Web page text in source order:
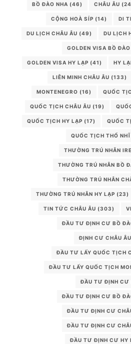
BỒ ĐÀO NHA (46) CHÂU ÂU
CỘNG HOÀ SÍP (14) DI
DU LỊCH CHÂU ÂU (49) DU LỊCH
GOLDEN VISA BỒ ĐÀO
GOLDEN VISA HY LẠP (41) HY
LIÊN MINH CHÂU ÂU (133)
MONTENEGRO (16) QUỐC
QUỐC TỊCH CHÂU ÂU (19)
QUỐC TỊCH HY LẠP (17) QUỐC
QUỐC TỊCH THỔ
THƯỜNG TRÚ NHÂN
THƯỜNG TRÚ NHÂN BỒ
THƯỜNG TRÚ NHÂN
THƯỜNG TRÚ NHÂN HY LẠP (23)
TIN TỨC CHÂU ÂU (303)
ĐẦU TƯ ĐỊNH CƯ BỒ
ĐỊNH CƯ CHÂU ÂU
ĐẦU TƯ LẤY QUỐC TỊCH
ĐẦU TƯ LẤY QUỐC TỊCH
ĐẦU TƯ ĐỊNH CƯ
ĐẦU TƯ ĐỊNH CƯ BỒ
ĐẦU TƯ ĐỊNH CƯ
ĐẦU TƯ ĐỊNH CƯ
ĐẦU TƯ ĐỊNH CƯ HY